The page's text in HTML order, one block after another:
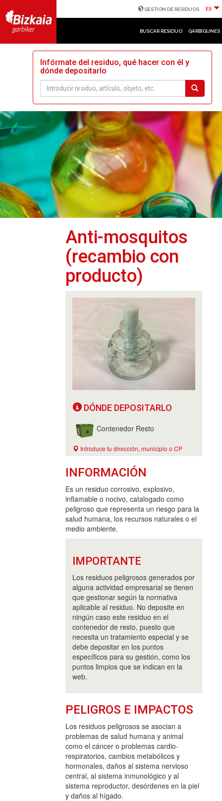
GESTIÓN DE RESIDUOS ES
BUSCAR RESIDUO GARBIGUNES
Infórmate del residuo, qué hacer con él y
dónde depositarlo
Anti-mosquitos
(recambio con
producto)
DÓNDE DEPOSITARLO
Contenedor Resto
Introduce tu dirección, municipio o CP
INFORMACIÓN
Es un residuo corrosivo, explosivo,
inflamable o nocivo, catalogado como
peligroso que representa un riesgo para la
salud humana, los recursos naturales o el
medio ambiente.
IMPORTANTE
Los residuos peligrosos generados por
alguna actividad empresarial se tienen
que gestionar según la normativa
aplicable al residuo. No deposite en
ningún caso este residuo en el
contenedor de resto, puesto que
necesita un tratamiento especial y se
debe depositar en los puntos
específicos para su gestión, como los
puntos limpios que se indican en la
web.
PELIGROS E IMPACTOS
Los residuos peligrosos se asocian a
problemas de salud humana y animal
como el cáncer o problemas cardio-
respiratorios, cambios metabólicos y
hormonales, daños al sistema nervioso
central, al sistema inmunológico y al
sistema reproductor, desórdenes en la piel
y daños al hígado.